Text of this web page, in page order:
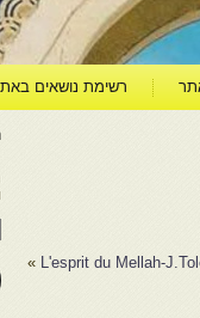
רשימת נושאים
L'esprit du Mellah-
»